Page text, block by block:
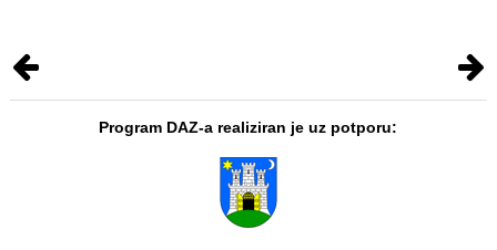
Program DAZ-a realiziran je uz potporu: